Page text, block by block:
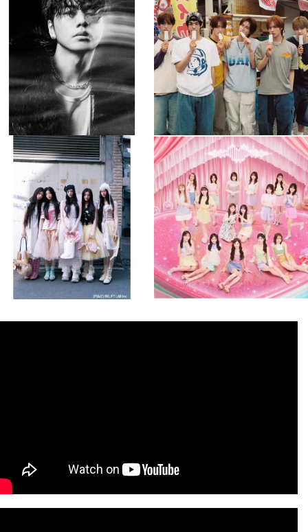
...
8月 4
110 0
...
8月 4
5 0
musicjapantv
💡8月特番放送決定！
8月 4
1 0
musicjapantv
💡8月特番放送決定！
...
8月 4
1 0